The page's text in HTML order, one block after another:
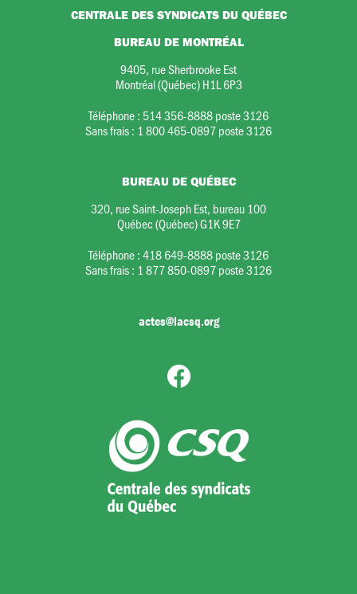
CENTRALE DES SYNDICATS DU QUÉBEC
BUREAU DE MONTRÉAL
9405, rue Sherbrooke Est
Montréal (Québec) H1L 6P3
Téléphone : 514 356-8888 poste 3126
Sans frais : 1 800 465-0897 poste 3126
BUREAU DE QUÉBEC
320, rue Saint-Joseph Est, bureau 100
Québec (Québec) G1K 9E7
Téléphone :418 649-8888 poste 3126
Sans frais : 1 877 850-0897 poste 3126
actes@lacsq.org